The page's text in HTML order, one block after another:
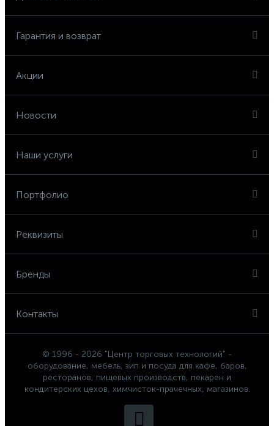
Гарантия и возврат
Акции
Новости
Наши услуги
Портфолио
Реквизиты
Бренды
Контакты
© 1996 - 2026 "Центр торговых технологий" -
оборудование, мебель, зип и посуда для кафе, баров,
ресторанов, пищевых производств, пекарен и
кондитерских цехов, химчисток-прачечных, магазинов.